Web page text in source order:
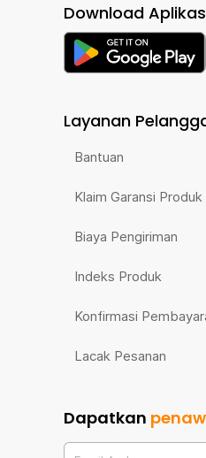
Download
Layanan
Bantuan
Klaim Garansi Produk
Biaya Pengiriman
Indeks Produk
Konfirmasi
Lacak Pesanan
Dapatkan